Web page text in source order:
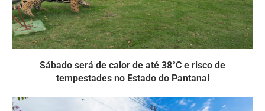
Sábado será de calor de até 38°C e risco de
tempestades no Estado do Pantanal